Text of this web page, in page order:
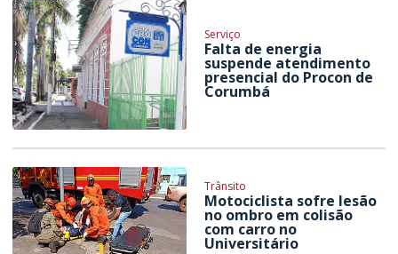
Serviço
Falta de energia
suspende atendimento
presencial do Procon de
Corumbá
Trânsito
Motociclista sofre lesão
no ombro em colisão
com carro no
Universitário